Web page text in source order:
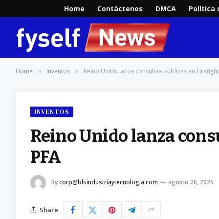
Home Contáctenos DMCA Política
Home » Inventos » Reino Unido lanza consultas públicas en
INVENTOS
Reino Unido lanza
PFA
Bycorp@blsindustriaytecnologia.com agosto 26, 2025
Share